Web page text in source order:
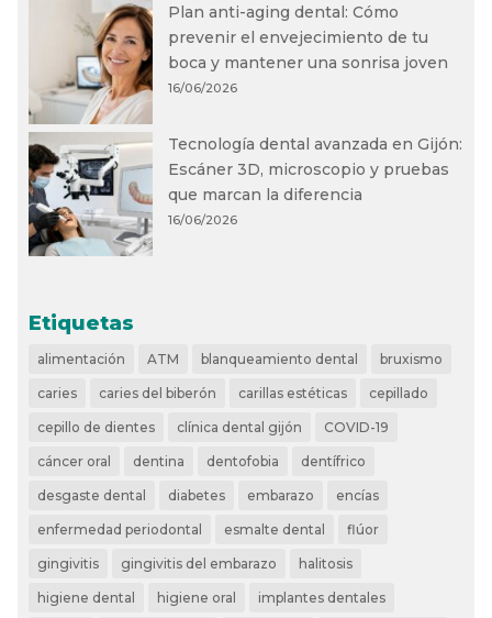
Plan anti-aging dental: Cómo
prevenir el envejecimiento de tu
boca y mantener una sonrisa joven
16/06/2026
Tecnología dental avanzada en Gijón:
Escáner 3D, microscopio y pruebas
que marcan la diferencia
16/06/2026
Etiquetas
alimentación ATM blanqueamiento dental bruxismo
caries caries del biberón carillas estéticas cepillado
cepillo de dientes clínica dental gijón COVID-19
cáncer oral dentina dentofobia dentífrico
desgaste dental diabetes embarazo encías
enfermedad periodontal esmalte dental flúor
gingivitis gingivitis del embarazo halitosis
higiene dental higiene oral implantes dentales